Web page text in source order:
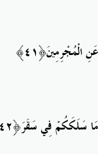
عَنِ الْمُجْرِمِينَ﴿٤١﴾
مَا سَلَكَكُمْ فِي سَقَرَ﴿٤٢﴾